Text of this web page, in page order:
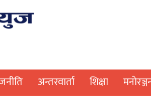
अन्तरवार्ता शिक्षा